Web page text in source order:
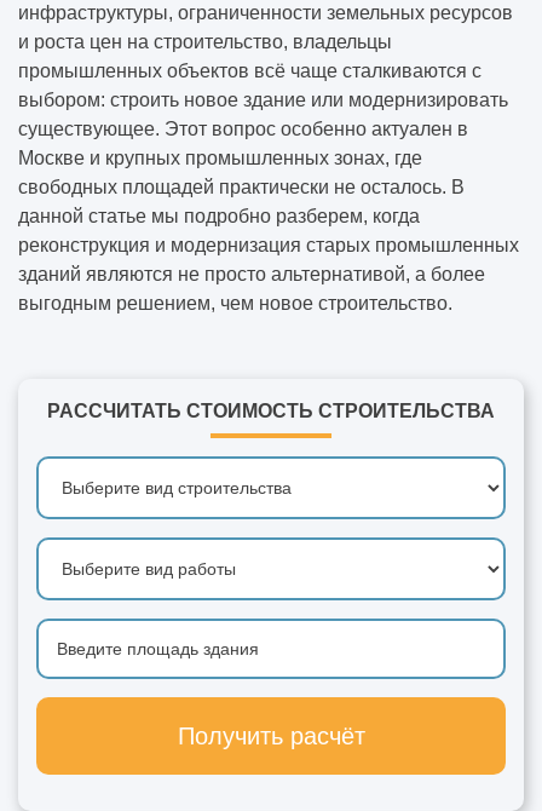
инфраструктуры, ограниченности земельных ресурсов
и роста цен на строительство, владельцы
промышленных объектов всё чаще сталкиваются с
выбором: строить новое здание или модернизировать
существующее. Этот вопрос особенно актуален в
Москве и крупных промышленных зонах, где
свободных площадей практически не осталось. В
данной статье мы подробно разберем, когда
реконструкция и модернизация старых промышленных
зданий являются не просто альтернативой, а более
выгодным решением, чем новое строительство.
РАССЧИТАТЬ СТОИМОСТЬ СТРОИТЕЛЬСТВА
Получить расчёт